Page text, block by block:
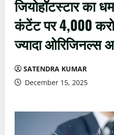
जियोहॉटस्टार का
कंटेंट पर 4,000
ज्यादा ओरिजिनल्स
SATENDRA KUMAR
December 15, 2025